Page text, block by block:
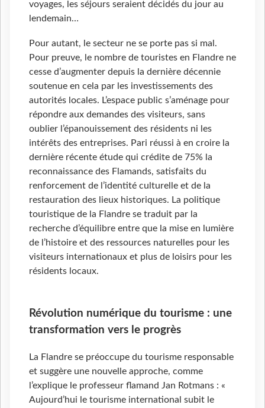
voyages, les séjours seraient décidés du jour au
lendemain…
Pour autant, le secteur ne se porte pas si mal.
Pour preuve, le nombre de touristes en Flandre ne
cesse d’augmenter depuis la dernière décennie
soutenue en cela par les investissements des
autorités locales. L’espace public s’aménage pour
répondre aux demandes des visiteurs, sans
oublier l’épanouissement des résidents ni les
intérêts des entreprises. Pari réussi à en croire la
dernière récente étude qui crédite de 75% la
reconnaissance des Flamands, satisfaits du
renforcement de l’identité culturelle et de la
restauration des lieux historiques. La politique
touristique de la Flandre se traduit par la
recherche d’équilibre entre que la mise en lumière
de l’histoire et des ressources naturelles pour les
visiteurs internationaux et plus de loisirs pour les
résidents locaux.
Révolution numérique du tourisme : une
transformation vers le progrès
La Flandre se préoccupe du tourisme responsable
et suggère une nouvelle approche, comme
l’explique le professeur flamand Jan Rotmans : «
Aujourd’hui le tourisme international subit le